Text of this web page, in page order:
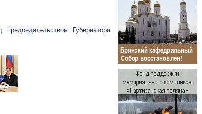
Губернатора